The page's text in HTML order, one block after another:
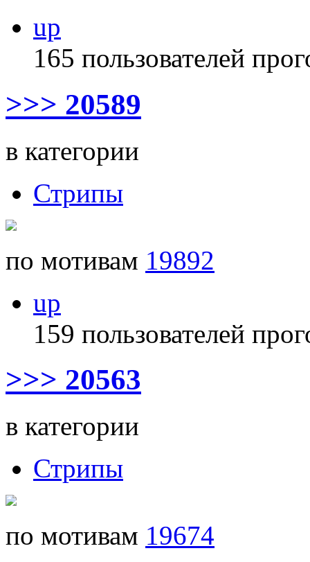
up
165 пользователей
>>> 20589
в категории
Стрипы
по мотивам 19892
up
159 пользователей
>>> 20563
в категории
Стрипы
по мотивам 19674